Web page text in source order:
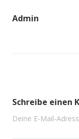
Admin
Schreibe einen
Deine E-Mail-